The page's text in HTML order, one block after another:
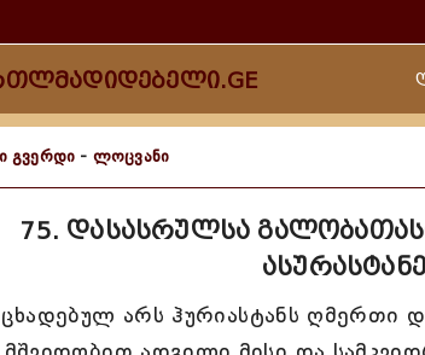
გვერდი - ლოცვანი
75. დასასრულსა
არს ჰურიასტანს ღმერთი